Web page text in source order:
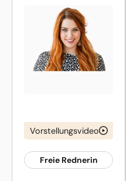
Vorstellungsvideo
Freie Rednerin